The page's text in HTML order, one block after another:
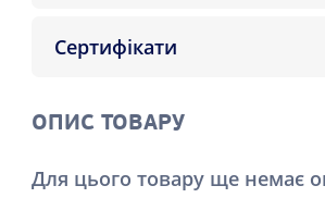
Сертифікати
ОПИС ТОВАРУ
Для цього товару ще немає